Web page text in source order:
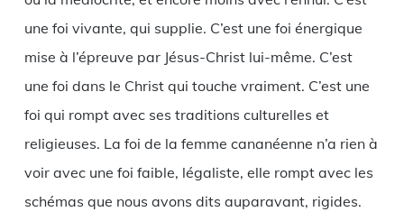
une foi vivante, qui supplie. C’est une foi énergique
mise à l’épreuve par Jésus-Christ lui-même. C’est
une foi dans le Christ qui touche vraiment. C’est une
foi qui rompt avec ses traditions culturelles et
religieuses. La foi de la femme cananéenne n’a rien à
voir avec une foi faible, légaliste, elle rompt avec les
schémas que nous avons dits auparavant, rigides.